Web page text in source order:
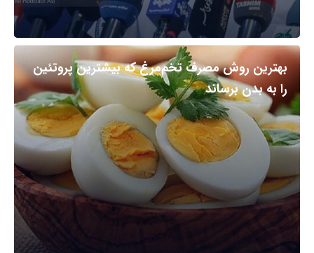
بهترین روش مصرف تخم‌مرغ که بیشترین پروتئین
را به بدن برساند